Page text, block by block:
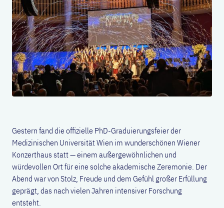
Gestern fand die offizielle PhD-Graduierungsfeier der
Medizinischen Universität Wien im wunderschönen Wiener
Konzerthaus statt — einem außergewöhnlichen und
würdevollen Ort für eine solche akademische Zeremonie. Der
Abend war von Stolz, Freude und dem Gefühl großer Erfüllung
geprägt, das nach vielen Jahren intensiver Forschung
entsteht.